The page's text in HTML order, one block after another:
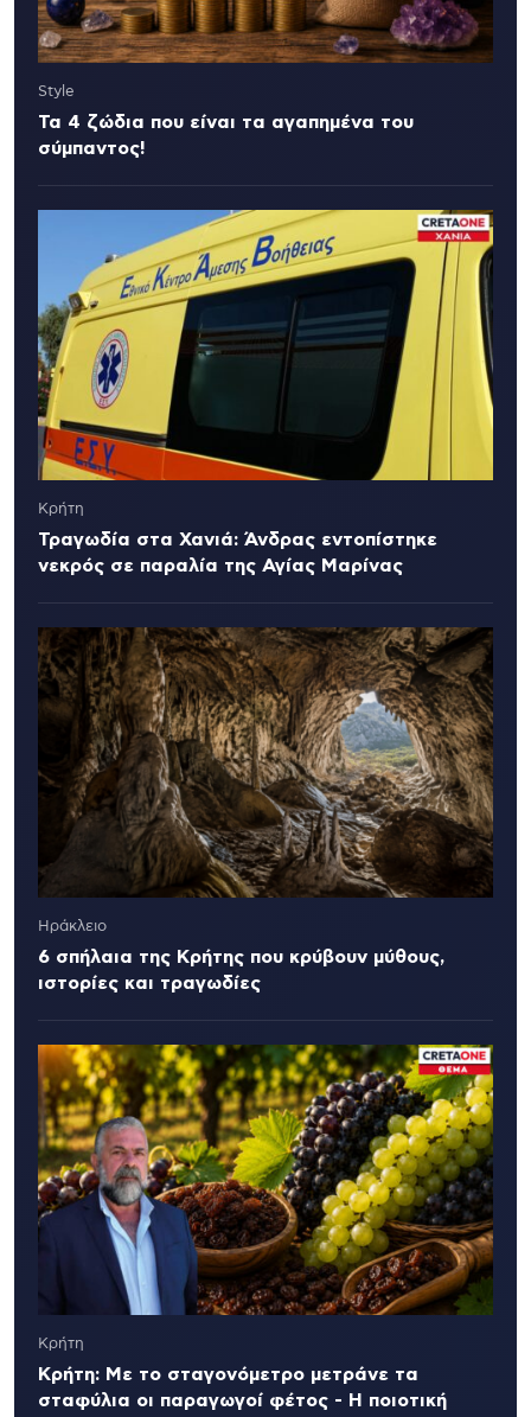
Style
Τα 4 ζώδια που είναι τα αγαπημένα του
σύμπαντος!
Κρήτη
Τραγωδία στα Χανιά: Άνδρας εντοπίστηκε
νεκρός σε παραλία της Αγίας Μαρίνας
Ηράκλειο
6 σπήλαια της Κρήτης που κρύβουν μύθους,
ιστορίες και τραγωδίες
Κρήτη
Κρήτη: Με το σταγονόμετρο μετράνε τα
σταφύλια οι παραγωγοί φέτος - Η ποιοτική